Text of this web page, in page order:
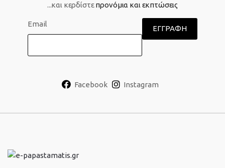
...και κερδίστεπρονόμια και εκπτώσεις
Email
Facebook Instagram